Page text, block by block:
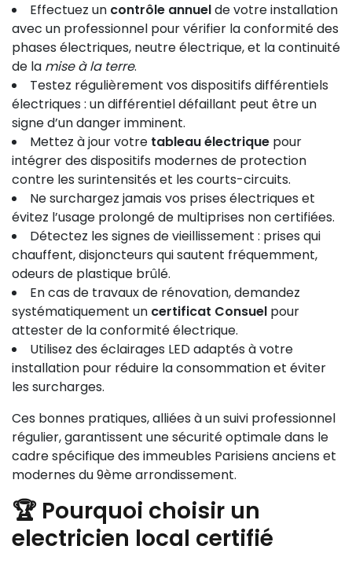
Effectuez un contrôle annuelde votre installation
avec un professionnel pour vérifier la conformité des
phases électriques, neutre électrique, et la continuité
de la mise à la terre.
Testez régulièrement vos dispositifs différentiels
électriques : un différentiel défaillant peut être un
signe d’un danger imminent.
Mettez à jour votre tableau électrique pour
intégrer des dispositifs modernes de protection
contre les surintensités et les courts-circuits.
Ne surchargez jamais vos prises électriques et
évitez l’usage prolongé de multiprises non certifiées.
Détectez les signes de vieillissement : prises qui
chauffent, disjoncteurs qui sautent fréquemment,
odeurs de plastique brûlé.
En cas de travaux de rénovation, demandez
systématiquement un certificat Consuel pour
attester de la conformité électrique.
Utilisez des éclairages LED adaptés à votre
installation pour réduire la consommation et éviter
les surcharges.
Ces bonnes pratiques, alliées à un suivi professionnel
régulier, garantissent une sécurité optimale dans le
cadre spécifique des immeubles Parisiens anciens et
modernes du 9ème arrondissement.
🏆 Pourquoi choisir un
electricien local certifié